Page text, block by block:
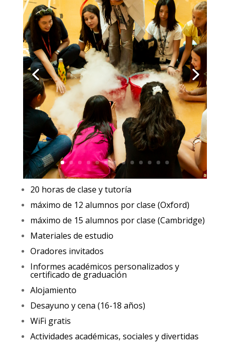
20 horas de clase y tutoría
máximo de 12 alumnos por clase (Oxford)
máximo de 15 alumnos por clase (Cambridge)
Materiales de estudio
Oradores invitados
Informes académicos personalizados y
certificado de graduación
Alojamiento
Desayuno y cena (16-18 años)
WiFi gratis
Actividades académicas, sociales y divertidas